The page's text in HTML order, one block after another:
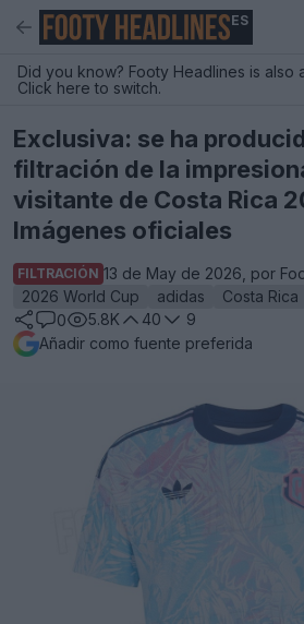
ES
Did you know? Footy Headlines is also
Click here to switch.
Exclusiva: se ha
filtración de la
visitante de Costa Rica
Imágenes oficiales
FILTRACIÓN 13 de May de 2026, por
2026 World Cup
adidas Costa Rica
0
5.8K 40
9
Añadir como fuente preferida